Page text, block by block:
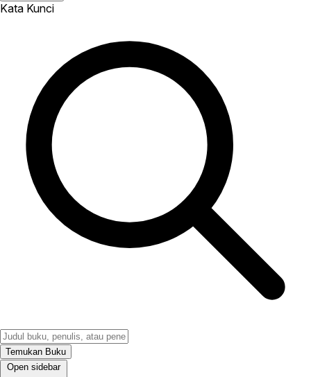
Kata Kunci
Temukan Buku
Open sidebar